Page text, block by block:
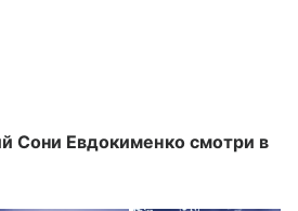
Сони Евдокименко смотри в